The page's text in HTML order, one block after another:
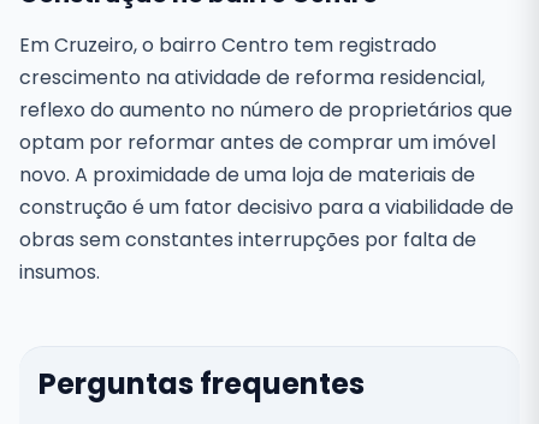
Em Cruzeiro, o bairro Centro tem registrado
crescimento na atividade de reforma residencial,
reflexo do aumento no número de proprietários que
optam por reformar antes de comprar um imóvel
novo. A proximidade de uma loja de materiais de
construção é um fator decisivo para a viabilidade de
obras sem constantes interrupções por falta de
insumos.
Perguntas frequentes